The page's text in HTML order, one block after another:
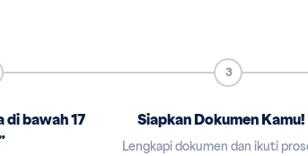
di bawah 17
3
Siapkan Dokumen Kamu!
Lengkapi dokumen dan ikuti